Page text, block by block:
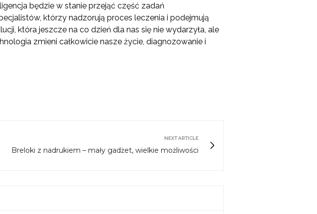
będzie w stanie przejąć część zadań
którzy nadzorują proces leczenia i podejmują
która jeszcze na co dzień dla nas się nie wydarzyła, ale
zmieni całkowicie nasze życie, diagnozowanie i
NEXT ARTICLE
Breloki z nadrukiem – mały gadżet, wielkie możliwości